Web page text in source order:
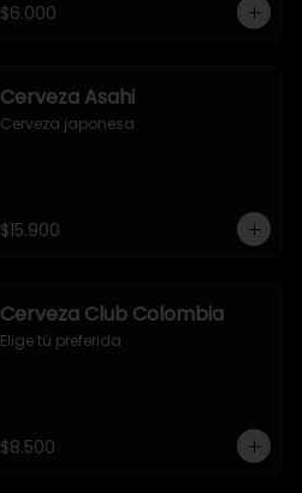
$6.000
Cerveza Asahi
Cerveza japonesa
$15.900
Cerveza Club Colombia
Elige tú preferida
$8.500